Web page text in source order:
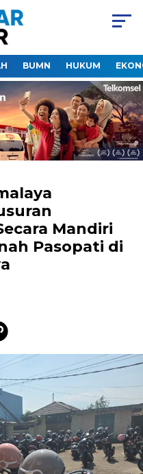
BUMN HUKUM
Mandiri
Pasopati di